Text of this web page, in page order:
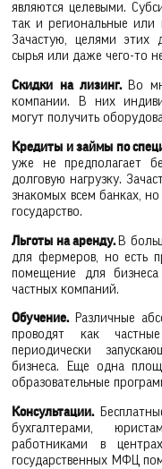
являются целевыми.
так и региональные или
Зачастую, целями этих
сырья или даже чего-то
Скидки на лизинг. Во
компании. В них
могут получить
Кредиты и займы по
уже не предполагает
долговую нагрузку.
знакомых всем банках,
государство.
Льготы на аренду. В
для фермеров, но есть
помещение для
частных компаний.
Обучение. Различные
проводят как
периодически
бизнеса. Еще одна
образовательные
Консультации.
бухгалтерами,
работниками в
государственных МФЦ